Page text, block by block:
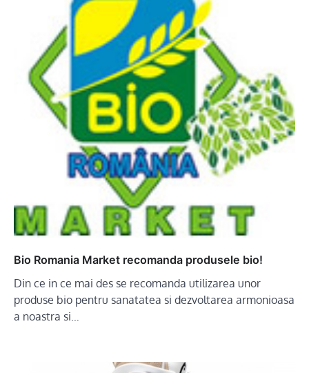
Bio Romania Market recomanda produsele bio!
Din ce in ce mai des se recomanda utilizarea unor
produse bio pentru sanatatea si dezvoltarea armonioasa
a noastra si…